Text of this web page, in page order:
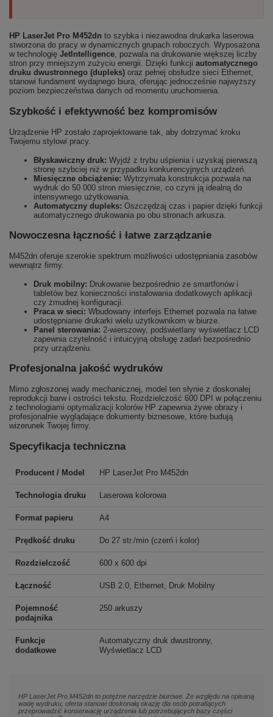
HP LaserJet Pro M452dn to szybka i niezawodna drukarka laserowa
stworzona do pracy w dynamicznych grupach roboczych. Wyposażona
w technologię JetIntelligence, pozwala na drukowanie większej liczby
stron przy mniejszym zużyciu energii. Dzięki funkcji automatycznego
druku dwustronnego (dupleks) oraz pełnej obsłudze sieci Ethernet,
stanowi fundament wydajnego biura, oferując jednocześnie najwyższy
poziom bezpieczeństwa danych od momentu uruchomienia.
Szybkość i efektywność bez kompromisów
Urządzenie HP zostało zaprojektowane tak, aby dotrzymać kroku
Twojemu stylowi pracy.
Błyskawiczny druk: Wyjdź z trybu uśpienia i uzyskaj pierwszą
stronę szybciej niż w przypadku konkurencyjnych urządzeń.
Miesięczne obciążenie: Wytrzymała konstrukcja pozwala na
wydruk do 50 000 stron miesięcznie, co czyni ją idealną do
intensywnego użytkowania.
Automatyczny dupleks: Oszczędzaj czas i papier dzięki funkcji
automatycznego drukowania po obu stronach arkusza.
Nowoczesna łączność i łatwe zarządzanie
M452dn oferuje szerokie spektrum możliwości udostępniania zasobów
wewnątrz firmy.
Druk mobilny: Drukowanie bezpośrednio ze smartfonów i
tabletów bez konieczności instalowania dodatkowych aplikacji
czy żmudnej konfiguracji.
Praca w sieci: Wbudowany interfejs Ethernet pozwala na łatwe
udostępnianie drukarki wielu użytkownikom w biurze.
Panel sterowania: 2-wierszowy, podświetlany wyświetlacz LCD
zapewnia czytelność i intuicyjną obsługę zadań bezpośrednio
przy urządzeniu.
Profesjonalna jakość wydruków
Mimo zgłoszonej wady mechanicznej, model ten słynie z doskonałej
reprodukcji barw i ostrości tekstu. Rozdzielczość 600 DPI w połączeniu
z technologiami optymalizacji kolorów HP zapewnia żywe obrazy i
profesjonalnie wyglądające dokumenty biznesowe, które budują
wizerunek Twojej firmy.
Specyfikacja techniczna
Producent / Model HP LaserJet Pro M452dn
Technologia druku Laserowa kolorowa
Format papieru A4
Prędkość druku Do 27 str./min (czerń i kolor)
Rozdzielczość 600 x 600 dpi
Łączność USB 2.0, Ethernet, Druk Mobilny
Pojemność
podajnika
250 arkuszy
Funkcje
dodatkowe
Automatyczny druk dwustronny,
Wyświetlacz LCD
HP LaserJet Pro M452dn to potężne narzędzie biurowe. Ze względu na opisaną
wadę wydruku, oferta stanowi doskonałą okazję dla osób potrafiących
przeprowadzić konserwację urządzenia lub potrzebujących bazy części